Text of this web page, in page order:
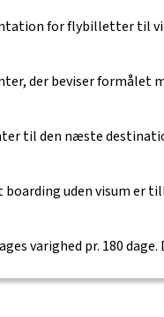
for flybilletter til
der beviser formålet
til den næste
uden visum er
varighed pr. 180 dage.